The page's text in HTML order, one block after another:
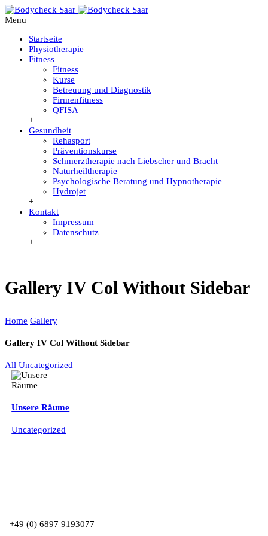
Menu
Startseite
Physiotherapie
Fitness
Fitness
Kurse
Betreuung und Diagnostik
Firmenfitness
QFISA
+
Gesundheit
Rehasport
Präventionskurse
Schmerztherapie nach Liebscher und Bracht
Naturheiltherapie
Psychologische Beratung und Hypnotherapie
Hydrojet
+
Kontakt
Impressum
Datenschutz
+
Gallery IV Col Without Sidebar
Home Gallery
Gallery IV Col Without Sidebar
All Uncategorized
Unsere Räume
Uncategorized
+49 (0) 6897 9193077